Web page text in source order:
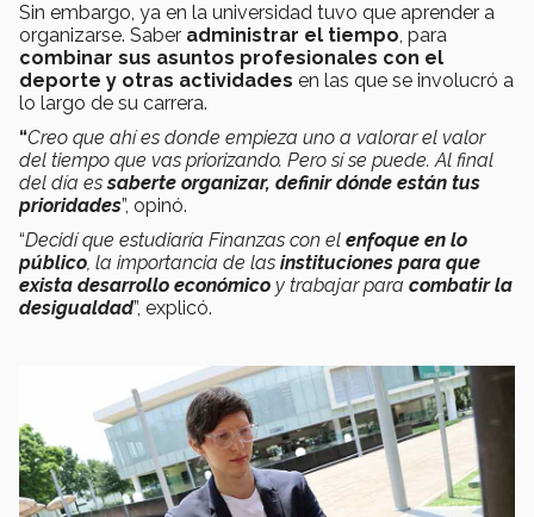
Sin embargo, ya en la universidad tuvo que aprender a
organizarse. Saber administrar el tiempo, para
combinar sus asuntos profesionales con el
deporte y otras actividades en las que se involucró a
lo largo de su carrera.
“Creo que ahí es donde empieza uno a valorar el valor
del tiempo que vas priorizando. Pero sí se puede. Al final
del día essaberte organizar, definir dónde están tus
prioridades”, opinó.
“Decidí que estudiaría Finanzas con el enfoque en lo
público, la importancia de las instituciones para que
exista desarrollo económico y trabajar para combatir la
desigualdad”, explicó.